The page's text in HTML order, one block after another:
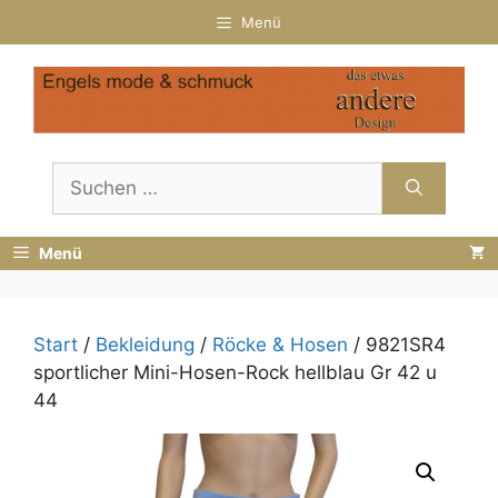
Inhalt
springen
Menü
nach:
Menü
Start / Bekleidung / Röcke & Hosen / 9821SR4
sportlicher Mini-Hosen-Rock hellblau Gr 42 u
44